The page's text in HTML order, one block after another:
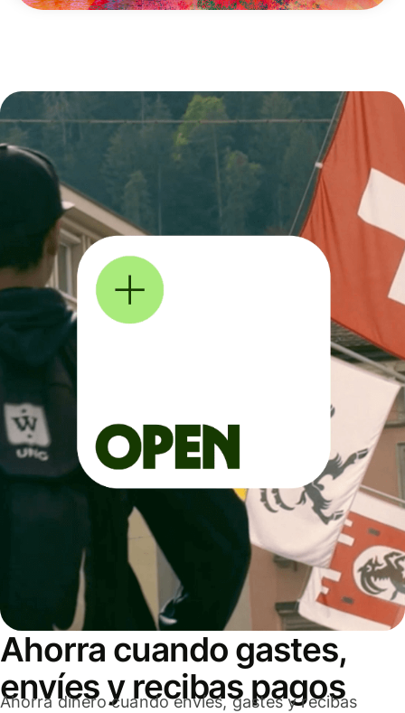
Ahorra cuando gastes,
envíes y recibas pagos
Ahorra dinero cuando envíes, gastes y recibas